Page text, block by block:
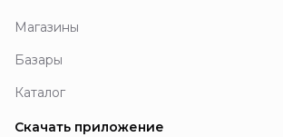
Магазины
Базары
Каталог
Скачать приложение